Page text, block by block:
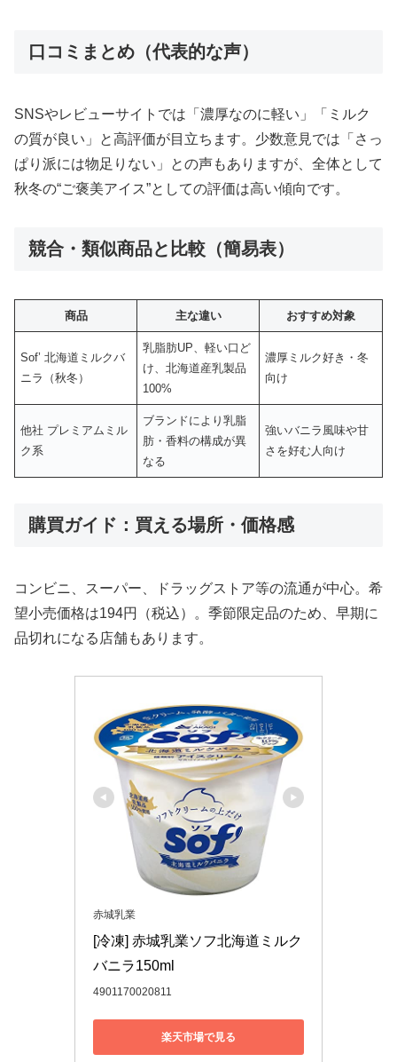
口コミまとめ（代表的な声）
SNSやレビューサイトでは「濃厚なのに軽い」「ミルク
の質が良い」と高評価が目立ちます。少数意見では「さっ
ぱり派には物足りない」との声もありますが、全体として
秋冬の“ご褒美アイス”としての評価は高い傾向です。
競合・類似商品と比較（簡易表）
商品 主な違い おすすめ対象
Sof’ 北海道ミルクバ
ニラ（秋冬）
乳脂肪UP、軽い口ど
け、北海道産乳製品
100%
濃厚ミルク好き・冬
向け
他社 プレミアムミル
ク系
ブランドにより乳脂
肪・香料の構成が異
なる
強いバニラ風味や甘
さを好む人向け
購買ガイド：買える場所・価格感
コンビニ、スーパー、ドラッグストア等の流通が中心。希
望小売価格は194円（税込）。季節限定品のため、早期に
品切れになる店舗もあります。
赤城乳業
[冷凍] 赤城乳業ソフ北海道ミルク
バニラ150ml
4901170020811
楽天市場で見る